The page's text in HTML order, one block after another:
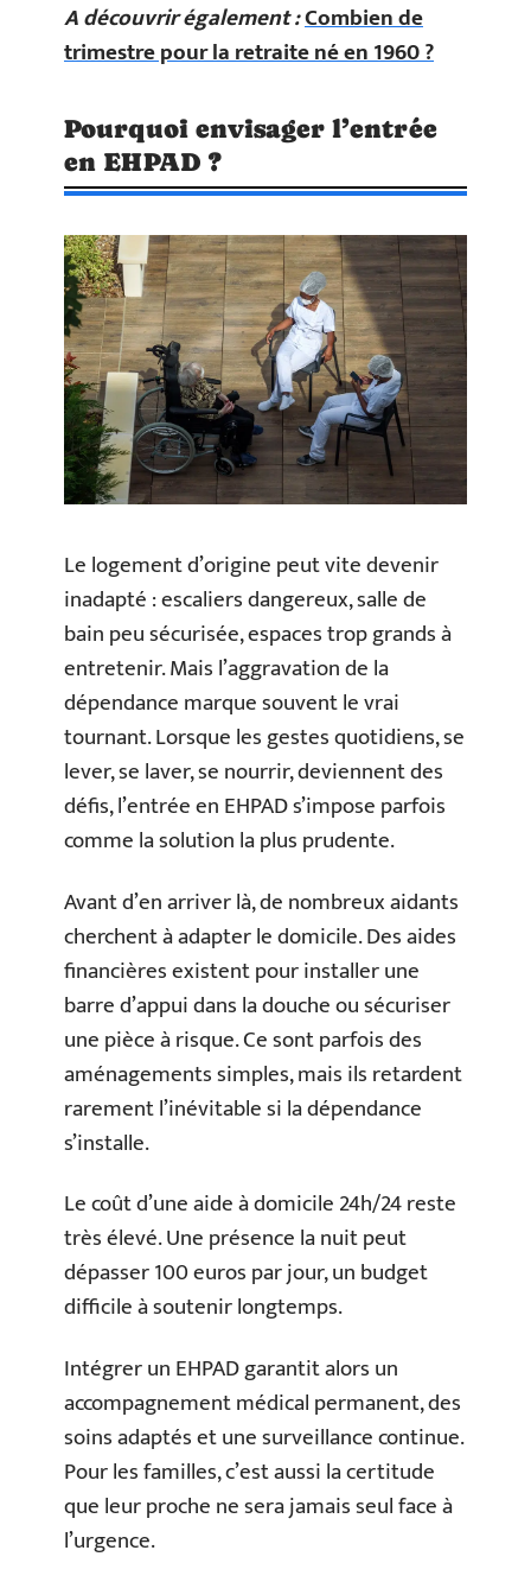
A découvrir également :Combien de
trimestre pour la retraite né en 1960 ?
Pourquoi envisager l’entrée
en EHPAD ?
Le logement d’origine peut vite devenir
inadapté : escaliers dangereux, salle de
bain peu sécurisée, espaces trop grands à
entretenir. Mais l’aggravation de la
dépendance marque souvent le vrai
tournant. Lorsque les gestes quotidiens, se
lever, se laver, se nourrir, deviennent des
défis, l’entrée en EHPAD s’impose parfois
comme la solution la plus prudente.
Avant d’en arriver là, de nombreux aidants
cherchent à adapter le domicile. Des aides
financières existent pour installer une
barre d’appui dans la douche ou sécuriser
une pièce à risque. Ce sont parfois des
aménagements simples, mais ils retardent
rarement l’inévitable si la dépendance
s’installe.
Le coût d’une aide à domicile 24h/24 reste
très élevé. Une présence la nuit peut
dépasser 100 euros par jour, un budget
difficile à soutenir longtemps.
Intégrer un EHPAD garantit alors un
accompagnement médical permanent, des
soins adaptés et une surveillance continue.
Pour les familles, c’est aussi la certitude
que leur proche ne sera jamais seul face à
l’urgence.